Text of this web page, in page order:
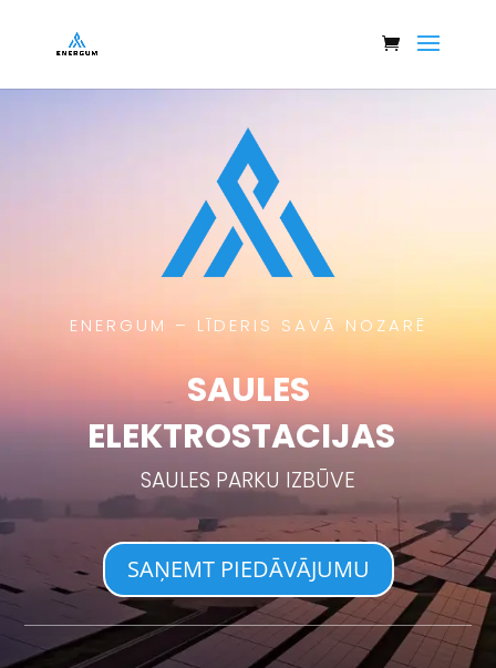
ENERGUM – LĪDERIS SAVĀ NOZARĒ
SAULES
ELEKTROSTACIJAS
SAULES PARKU IZBŪVE
SAŅEMT PIEDĀVĀJUMU